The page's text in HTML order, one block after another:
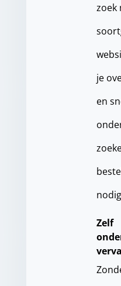
zoek
je
en
Zelf